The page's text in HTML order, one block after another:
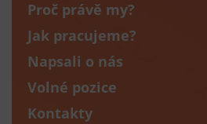
Proč právě my?
Jak pracujeme?
Napsali o nás
Volné pozice
Kontakty